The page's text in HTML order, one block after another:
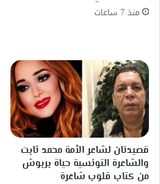
منذ 7 ساعات
قصيدتان لشاعر الأمة محمد ثابت
والشاعرة التونسية حياة بربوش
من كتاب قلوب شاعرة